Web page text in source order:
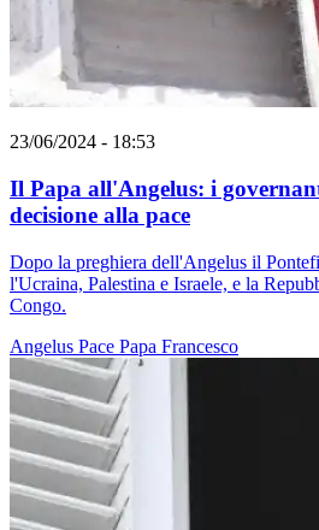
23/06/2024 - 18:53
Il Papa all'Angelus: i
decisione alla pace
Dopo la preghiera dell'Angelus il
l'Ucraina, Palestina e Israele, e la
Congo.
Angelus Pace Papa Francesco